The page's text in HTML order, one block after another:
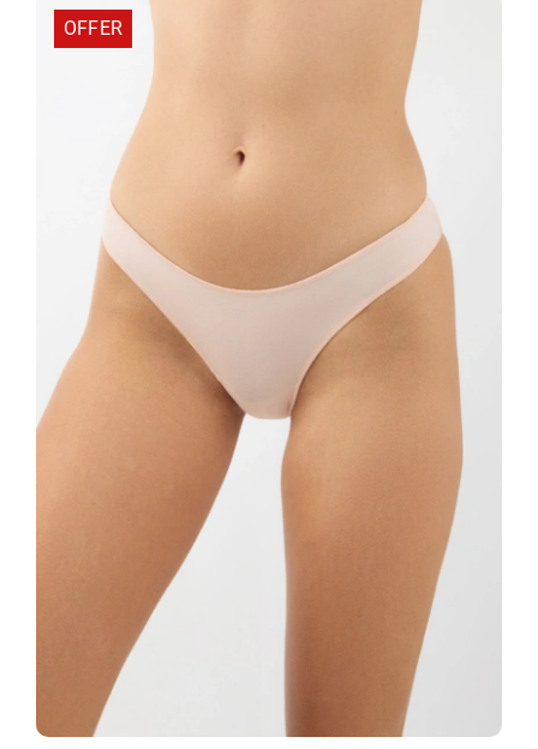
OFFER